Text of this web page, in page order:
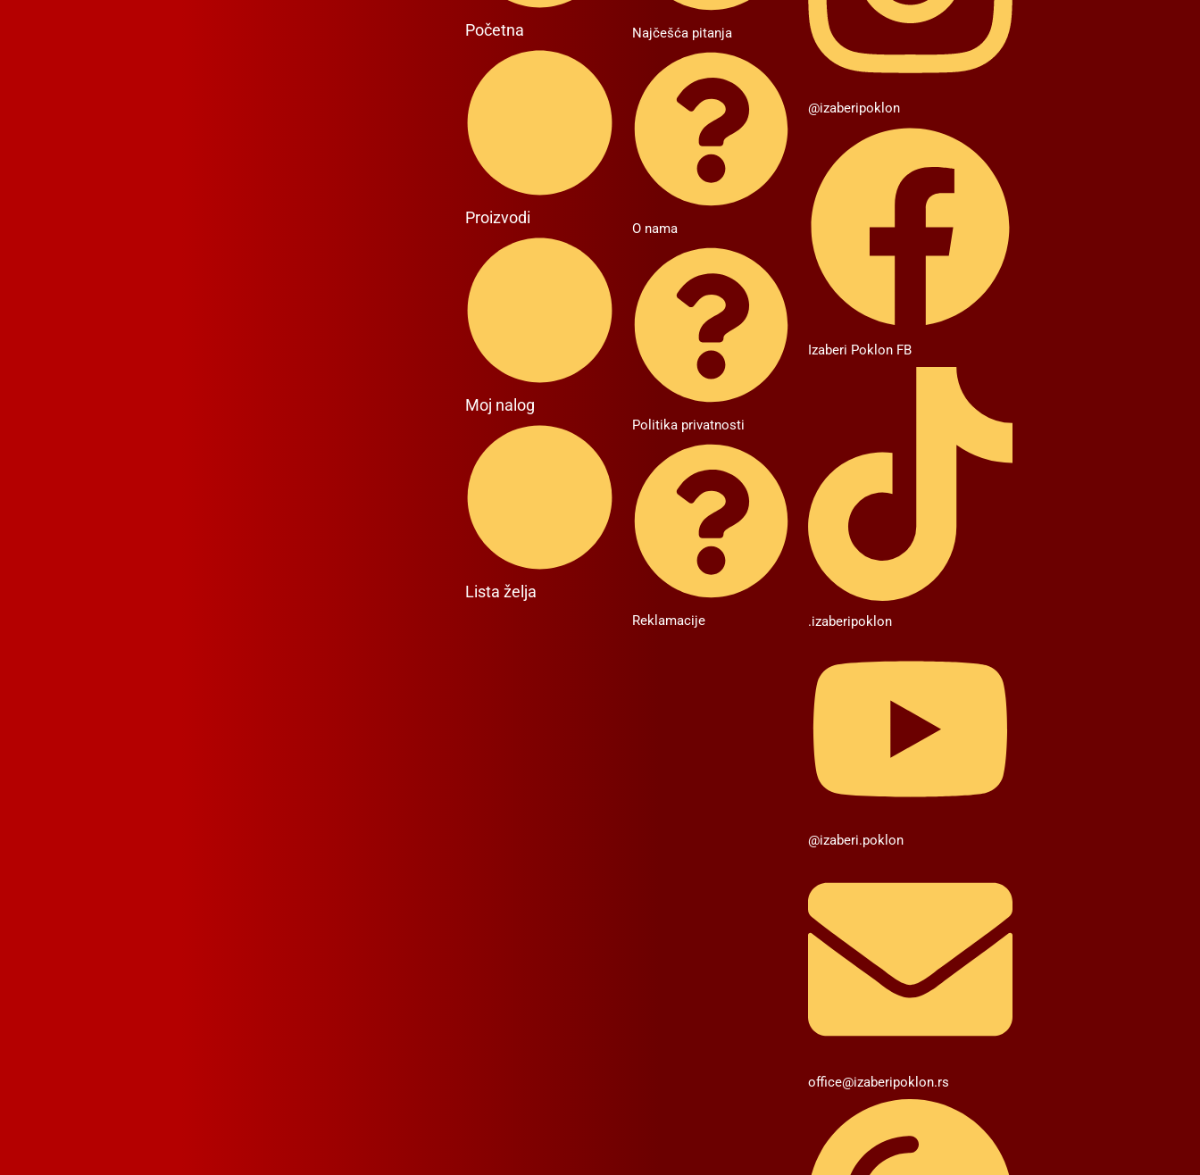
Početna
Proizvodi
Moj nalog
Lista želja
Najčešća pitanja
O nama
Politika privatnosti
Reklamacije
@izaberipoklon
Izaberi Poklon FB
.izaberipoklon
@izaberi.poklon
office@izaberipoklon.rs